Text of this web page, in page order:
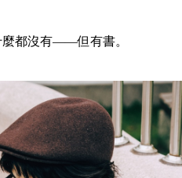
麼都沒有——但有書。